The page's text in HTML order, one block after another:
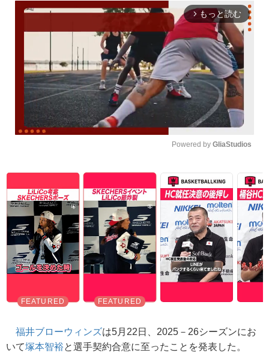
arrow_forward_ios もっと読む
Powered by GliaStudios
福井ブローウィンズは5月22日、2025－26シーズンにお
いて塚本智裕と選手契約合意に至ったことを発表した。